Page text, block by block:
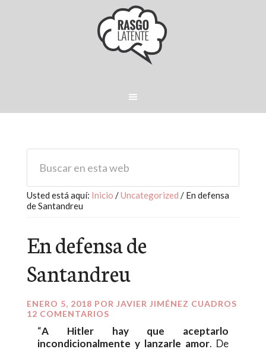
Usted está aquí: Inicio /Uncategorized /En defensa
de Santandreu
En defensa de
Santandreu
ENERO 5, 2018 POR JAVIER JIMÉNEZ CUADROS
12 COMENTARIOS
“A Hitler hay que aceptarlo
incondicionalmente y lanzarle amor. De